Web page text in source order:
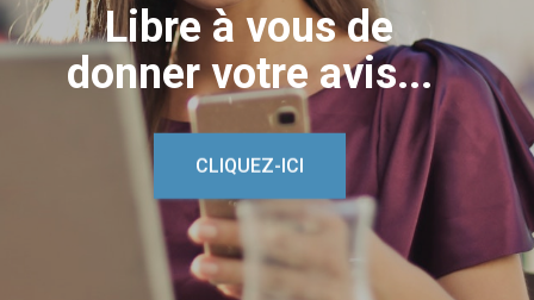
Libre à vous de
donner votre avis...
CLIQUEZ-ICI